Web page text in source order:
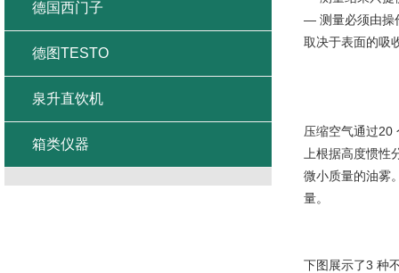
— 测量必须由操
取决于表面的吸
压缩空气通过20
上根据高度惯
微小质量的油雾
量。
下图展示了3 种
德国西门子
德图TESTO
泉升直饮机
箱类仪器